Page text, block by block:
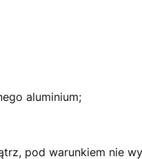
aluminium;
pod warunkiem nie